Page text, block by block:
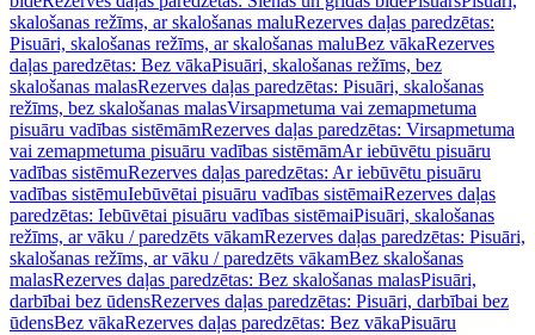
skalošanas režīms, ar skalošanas maluRezerves daļas paredzētas:
Pisuāri, skalošanas režīms, ar skalošanas maluBez vākaRezerves
daļas paredzētas: Bez vākaPisuāri, skalošanas režīms, bez
skalošanas malasRezerves daļas paredzētas: Pisuāri, skalošanas
režīms, bez skalošanas malasVirsapmetuma vai zemapmetuma
pisuāru vadības sistēmāmRezerves daļas paredzētas: Virsapmetuma
vai zemapmetuma pisuāru vadības sistēmāmAr iebūvētu pisuāru
vadības sistēmuRezerves daļas paredzētas: Ar iebūvētu pisuāru
vadības sistēmuIebūvētai pisuāru vadības sistēmaiRezerves daļas
paredzētas: Iebūvētai pisuāru vadības sistēmaiPisuāri, skalošanas
režīms, ar vāku / paredzēts vākamRezerves daļas paredzētas: Pisuāri,
skalošanas režīms, ar vāku / paredzēts vākamBez skalošanas
malasRezerves daļas paredzētas: Bez skalošanas malasPisuāri,
darbībai bez ūdensRezerves daļas paredzētas: Pisuāri, darbībai bez
ūdensBez vākaRezerves daļas paredzētas: Bez vākaPisuāru